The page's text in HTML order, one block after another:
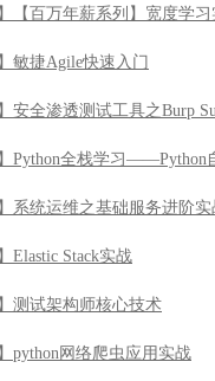
】【百万年薪系列】宽度学
敏捷Agile快速入门
安全渗透测试工具之Burp
】Python全栈学习——Python
】系统运维之基础服务进阶实
Elastic Stack实战
测试架构师核心技术
python网络爬虫应用实战